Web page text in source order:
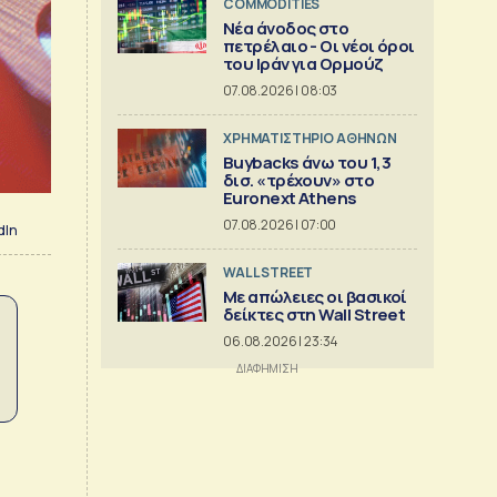
COMMODITIES
Νέα άνοδος στο
πετρέλαιο - Οι νέοι όροι
του Ιράν για Ορμούζ
07.08.2026 | 08:03
XΡΗΜΑΤΙΣΤΗΡΙΟ ΑΘΗΝΩΝ
Buybacks άνω του 1,3
δισ. «τρέχουν» στο
Euronext Athens
07.08.2026 | 07:00
WALL STREET
Με απώλειες οι βασικοί
δείκτες στη Wall Street
06.08.2026 | 23:34